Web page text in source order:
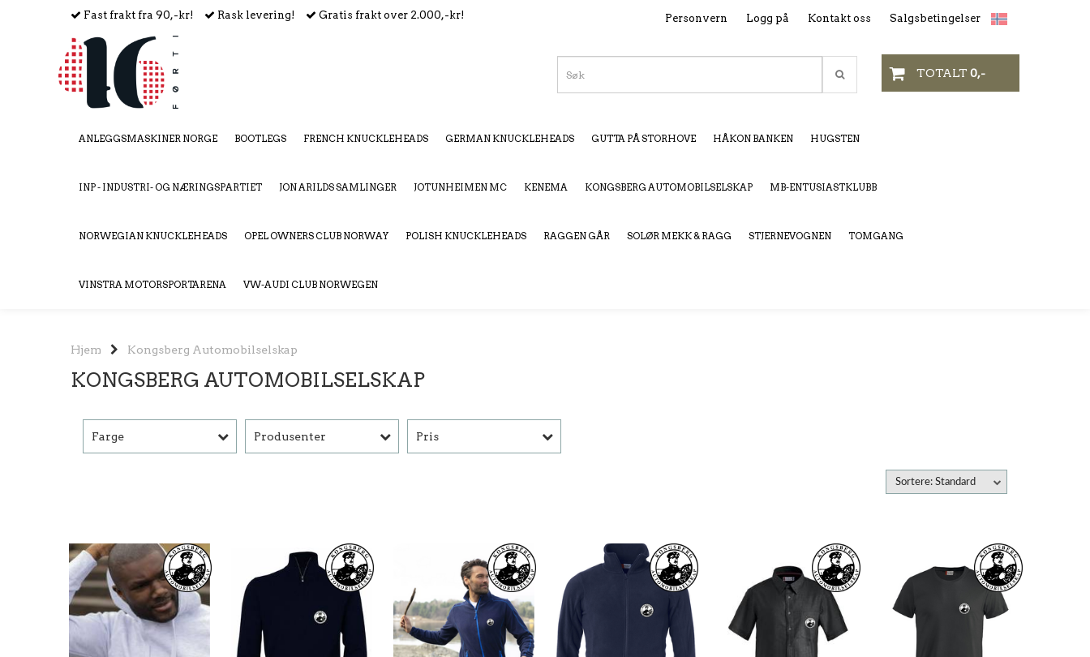
Fast frakt fra 90,-kr! Rask levering! Gratis frakt over 2.000,-kr! Personvern Logg på Kontakt oss Salgsbetingelser
TOTALT 0,-
ANLEGGSMASKINER NORGE BOOTLEGS FRENCH KNUCKLEHEADS GERMAN KNUCKLEHEADS GUTTA PÅ STORHOVE HÅKON BANKEN HUGSTEN
INP - INDUSTRI- OG NÆRINGSPARTIET JON ARILDS SAMLINGER JOTUNHEIMEN MC KENEMA KONGSBERG AUTOMOBILSELSKAP MB-ENTUSIASTKLUBB
NORWEGIAN KNUCKLEHEADS OPEL OWNERS CLUB NORWAY POLISH KNUCKLEHEADS RAGGEN GÅR SOLØR MEKK & RAGG STJERNEVOGNEN TOMGANG
VINSTRA MOTORSPORTARENA VW-AUDI CLUB NORWEGEN
Hjem Kongsberg Automobilselskap
KONGSBERG AUTOMOBILSELSKAP
Farge Produsenter Pris
Sortere: Standard